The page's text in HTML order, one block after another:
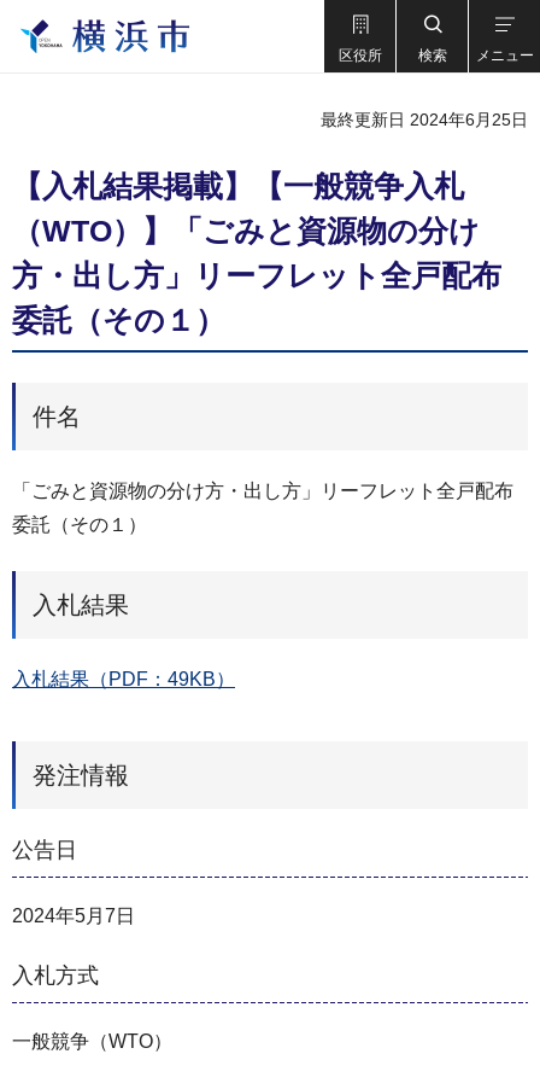
区役所 検索 メニュー
最終更新日 2024年6月25日
【入札結果掲載】【一般競争入札
（WTO）】「ごみと資源物の分け
方・出し方」リーフレット全戸配布
委託（その１）
件名
「ごみと資源物の分け方・出し方」リーフレット全戸配布
委託（その１）
入札結果
入札結果（PDF：49KB）
発注情報
公告日
2024年5月7日
入札方式
一般競争（WTO）